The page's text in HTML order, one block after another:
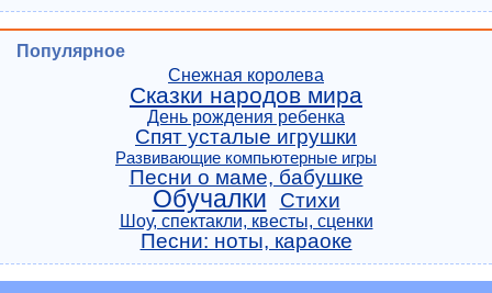
Популярное
Снежная королева
Сказки народов мира
День рождения ребенка
Спят усталые игрушки
Развивающие компьютерные игры
Песни о маме, бабушке
Обучалки Стихи
Шоу, спектакли, квесты, сценки
Песни: ноты, караоке